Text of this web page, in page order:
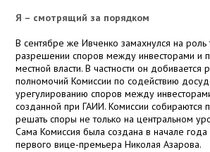
Я – смотрящий за порядком
В сентябре же Ивченко замахнулся на роль
разрешении споров между инвесторами и
местной власти. В частности он добивается
полномочий Комиссии по содействию
урегулированию споров между
созданной при ГАИИ. Комиссии собираются
решать споры не только на центральном
Сама Комиссия была создана в начале
первого вице-премьера Николая Азарова.